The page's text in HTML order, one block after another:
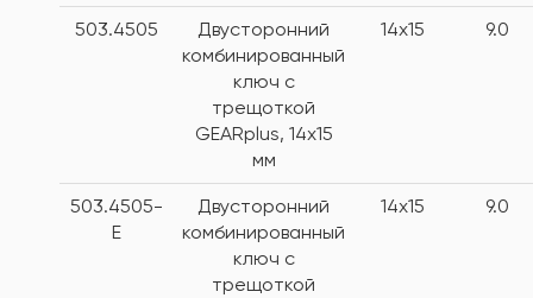
503.4505
Двусторонний
комбинированный
ключ с
трещоткой
GEARplus, 14х15
мм
14x15 9.0
503.4505-
E
Двусторонний
комбинированный
ключ с
трещоткой
14x15 9.0